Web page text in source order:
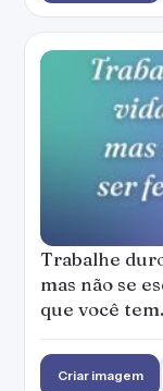
Trabalhe
mas não se
que você tem.
Criar imagem